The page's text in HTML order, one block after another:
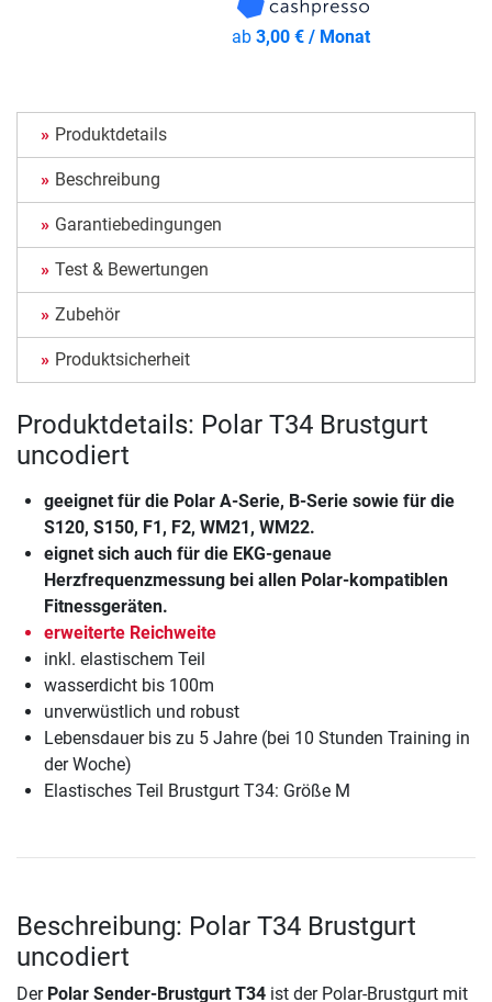
ab3,00 € / Monat
Produktdetails
Beschreibung
Garantiebedingungen
Test & Bewertungen
Zubehör
Produktsicherheit
Produktdetails: Polar T34 Brustgurt
uncodiert
geeignet für die Polar A-Serie, B-Serie sowie für die
S120, S150, F1, F2, WM21, WM22.
eignet sich auch für die EKG-genaue
Herzfrequenzmessung bei allen Polar-kompatiblen
Fitnessgeräten.
erweiterte Reichweite
inkl. elastischem Teil
wasserdicht bis 100m
unverwüstlich und robust
Lebensdauer bis zu 5 Jahre (bei 10 Stunden Training in
der Woche)
Elastisches Teil Brustgurt T34: Größe M
Beschreibung: Polar T34 Brustgurt
uncodiert
Der Polar Sender-Brustgurt T34 ist der Polar-Brustgurt mit